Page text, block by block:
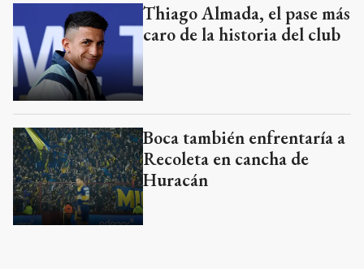
Thiago Almada, el pase más
caro de la historia del club
Boca también enfrentaría a
Recoleta en cancha de
Huracán